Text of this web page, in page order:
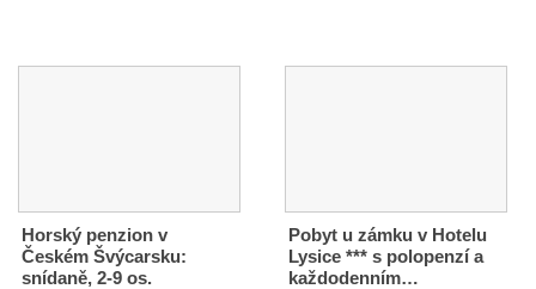
Horský penzion v
Českém Švýcarsku:
snídaně, 2-9 os.
Pobyt u zámku v Hotelu
Lysice *** s polopenzí a
každodenním…